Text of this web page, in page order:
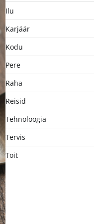
Ilu
Karjäär
Kodu
Pere
Raha
Reisid
Tehnoloogia
Tervis
Toit